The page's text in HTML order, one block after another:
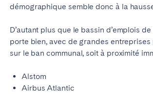
démographique semble donc à la
D’autant plus que le bassin d’emplois
porte bien, avec de grandes
sur le ban communal, soit à proximité
Alstom
Airbus Atlantic